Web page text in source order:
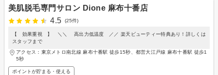
美肌脱毛専門サロン Dione 麻布十番店
4.5
(25件)
【 効果重視 】 ＼＼ 高出力低温度 ／／ 楽天ビューティー特典あり！詳しくは
スタッフまで
アクセス：東京メトロ南北線 麻布十番駅 徒歩15秒、都営大江戸線 麻布十番駅 徒歩1
5秒
ポイントが貯まる・使える